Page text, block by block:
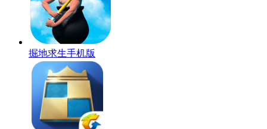
掘地求生手机版